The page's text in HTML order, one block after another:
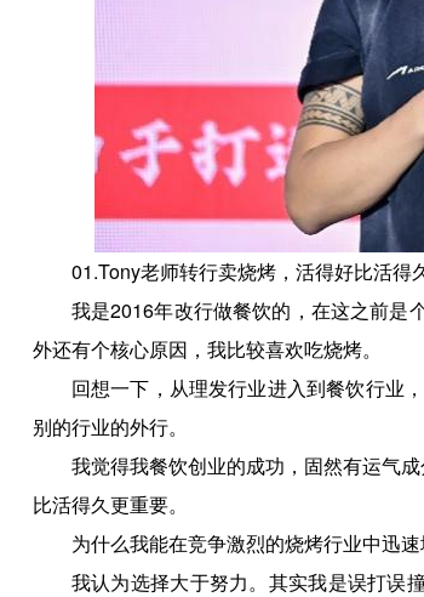
01.Tony老师转行卖烧烤，活得好比活得
我是2016年改行做餐饮的，在这之前是
外还有个核心原因，我比较喜欢吃烧烤。
回想一下，从理发行业进入到餐饮行业
别的行业的外行。
我觉得我餐饮创业的成功，固然有运气
比活得久更重要。
为什么我能在竞争激烈的烧烤行业中迅
我认为选择大于努力。其实我是误打误